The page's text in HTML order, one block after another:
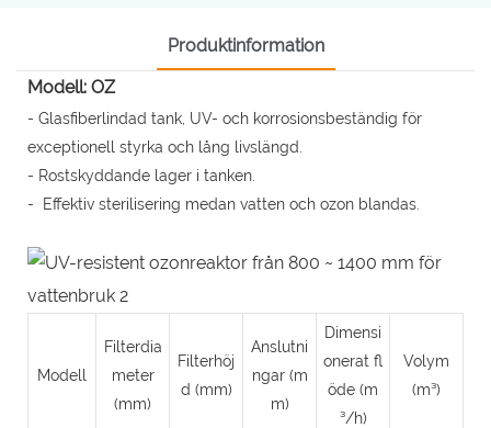
Produktinformation
Modell: OZ
- Glasfiberlindad tank, UV- och korrosionsbeständig för
exceptionell styrka och lång livslängd.
- Rostskyddande lager i tanken.
- Effektiv sterilisering medan vatten och ozon blandas.
Modell
Filterdia
meter
(mm)
Filterhöj
d (mm)
Anslutni
ngar (m
m)
Dimensi
onerat fl
öde (m
³/h)
Volym
(m³)